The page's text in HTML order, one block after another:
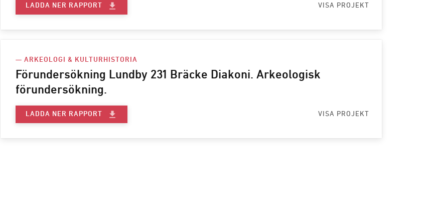
LADDA NER RAPPORT file_download VISA PROJEKT
— ARKEOLOGI & KULTURHISTORIA
Förundersökning Lundby 231 Bräcke Diakoni. Arkeologisk
förundersökning.
LADDA NER RAPPORT file_download VISA PROJEKT